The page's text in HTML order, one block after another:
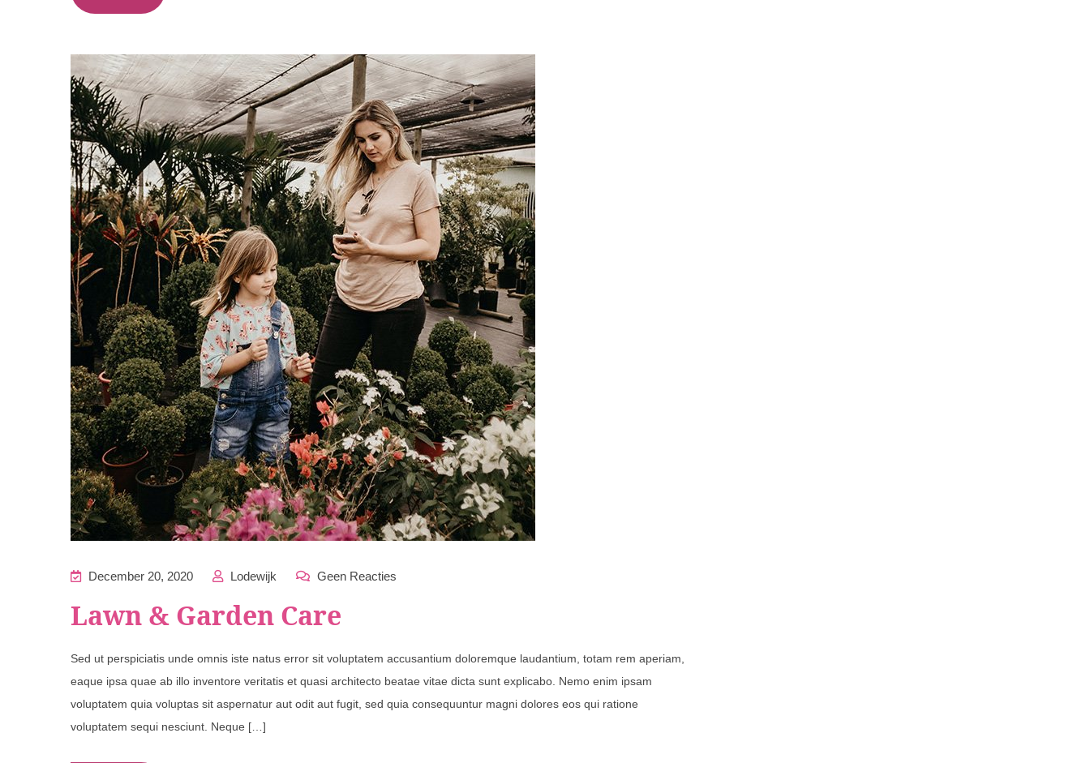
December 20, 2020 Lodewijk Geen Reacties
Lawn & Garden Care
Sed ut perspiciatis unde omnis iste natus error sit voluptatem accusantium doloremque laudantium, totam rem aperiam,
eaque ipsa quae ab illo inventore veritatis et quasi architecto beatae vitae dicta sunt explicabo. Nemo enim ipsam
voluptatem quia voluptas sit aspernatur aut odit aut fugit, sed quia consequuntur magni dolores eos qui ratione
voluptatem sequi nesciunt. Neque […]